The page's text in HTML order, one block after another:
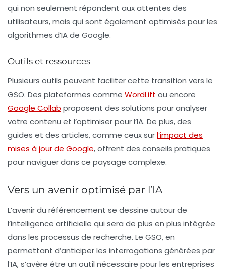
qui non seulement répondent aux attentes des
utilisateurs, mais qui sont également optimisés pour les
algorithmes d’IA de Google.
Outils et ressources
Plusieurs outils peuvent faciliter cette transition vers le
GSO. Des plateformes comme WordLift ou encore
Google Collab proposent des solutions pour analyser
votre contenu et l’optimiser pour l’IA. De plus, des
guides et des articles, comme ceux surl’impact des
mises à jour de Google, offrent des conseils pratiques
pour naviguer dans ce paysage complexe.
Vers un avenir optimisé par l’IA
L’avenir du référencement se dessine autour de
l’intelligence artificielle qui sera de plus en plus intégrée
dans les processus de recherche. Le GSO, en
permettant d’anticiper les interrogations générées par
l’IA, s’avère être un outil nécessaire pour les entreprises